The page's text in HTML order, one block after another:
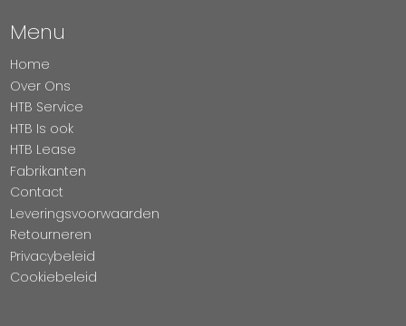
Menu
Home
Over Ons
HTB Service
HTB Is ook
HTB Lease
Fabrikanten
Contact
Leveringsvoorwaarden
Retourneren
Privacybeleid
Cookiebeleid